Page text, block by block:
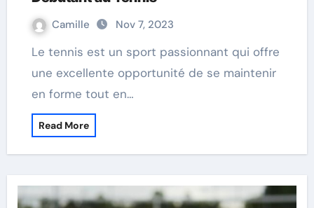
Camille Nov 7, 2023
Le tennis est un sport passionnant qui offre
une excellente opportunité de se maintenir
en forme tout en…
Read More